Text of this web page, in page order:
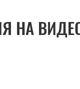
НА